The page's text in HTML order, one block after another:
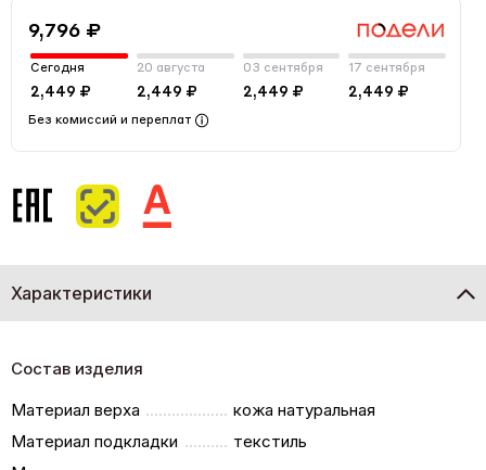
9,796 ₽
Сегодня
2,449 ₽
20 августа
2,449 ₽
03 сентября
2,449 ₽
17 сентября
2,449 ₽
Без комиссий и переплат
Характеристики
Состав изделия
Материал верха
кожа натуральная
Материал подкладки
текстиль